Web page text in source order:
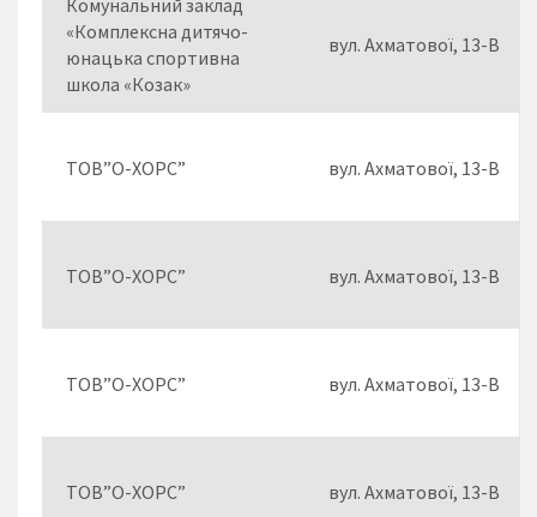
Комунальний заклад
«Комплексна дитячо-
юнацька спортивна
школа «Козак»
вул. Ахматової, 13-В
ТОВ”О-ХОРС” вул. Ахматової, 13-В
ТОВ”О-ХОРС” вул. Ахматової, 13-В
ТОВ”О-ХОРС” вул. Ахматової, 13-В
ТОВ”О-ХОРС” вул. Ахматової, 13-В